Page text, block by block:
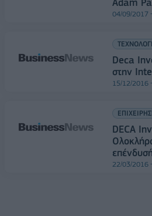
Adam
04/09/2017
Deca
στην
15/12/2016
DECA
22/03/2016